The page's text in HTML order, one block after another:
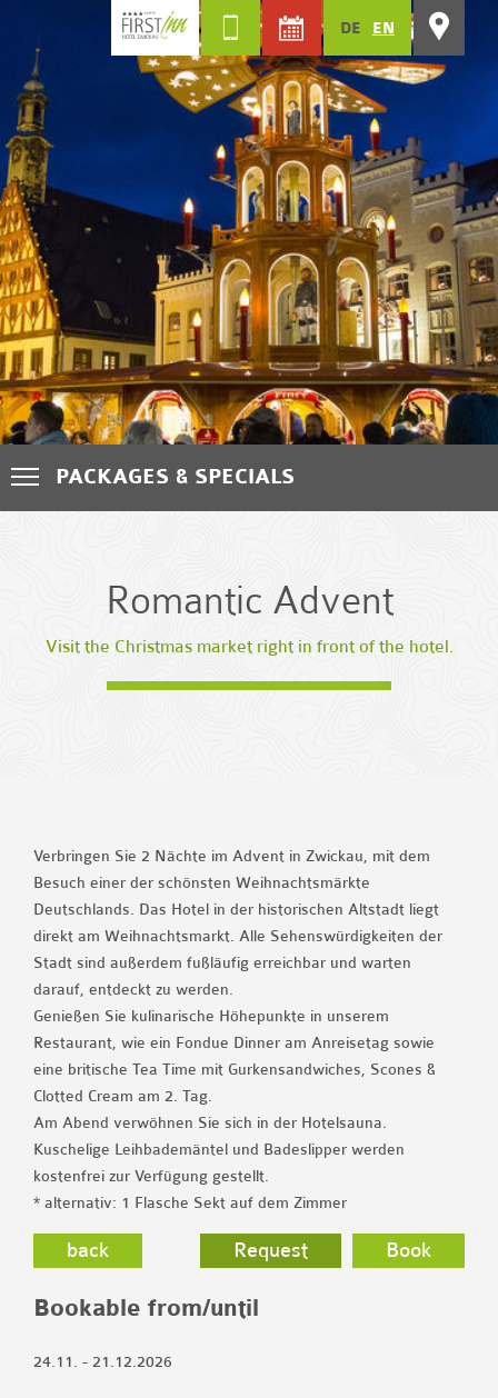
DE EN
PACKAGES & SPECIALS
Romantic Advent
Visit the Christmas market right in front of the hotel.
Verbringen Sie 2 Nächte im Advent in Zwickau, mit dem
Besuch einer der schönsten Weihnachtsmärkte
Deutschlands. Das Hotel in der historischen Altstadt liegt
direkt am Weihnachtsmarkt. Alle Sehenswürdigkeiten der
Stadt sind außerdem fußläufig erreichbar und warten
darauf, entdeckt zu werden.
Genießen Sie kulinarische Höhepunkte in unserem
Restaurant, wie ein Fondue Dinner am Anreisetag sowie
eine britische Tea Time mit Gurkensandwiches, Scones &
Clotted Cream am 2. Tag.
Am Abend verwöhnen Sie sich in der Hotelsauna.
Kuschelige Leihbademäntel und Badeslipper werden
kostenfrei zur Verfügung gestellt.
* alternativ: 1 Flasche Sekt auf dem Zimmer
back Book
Request
Bookable from/until
24.11. - 21.12.2026